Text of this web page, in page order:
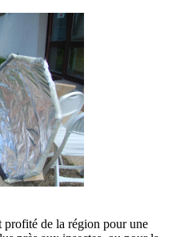
profité de la région pour une